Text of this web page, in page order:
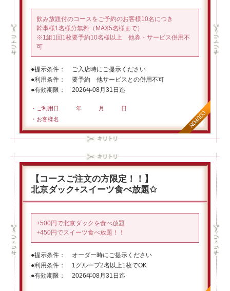
飲み放題付のコースをご予約のお客様10名につき
幹事様1名様分無料（MAX5名様まで）
※1組1回1枚要予約10名様以上 他券・サービス併用不
可
提示条件
ご入店時にご提示ください
利用条件
要予約 他サービスとの併用不可
有効期限
2026年08月31日迄
・ご利用日 年 月 日
・お客様名
【コースご注文の方限定！！】
北京ダック+スイーツ食べ放題✩
+500円で北京ダックを食べ放題
+450円でスイーツ食べ放題！！
提示条件
オーダー時にご提示ください
利用条件
1グループ2名以上1枚でOK
有効期限
2026年08月31日迄